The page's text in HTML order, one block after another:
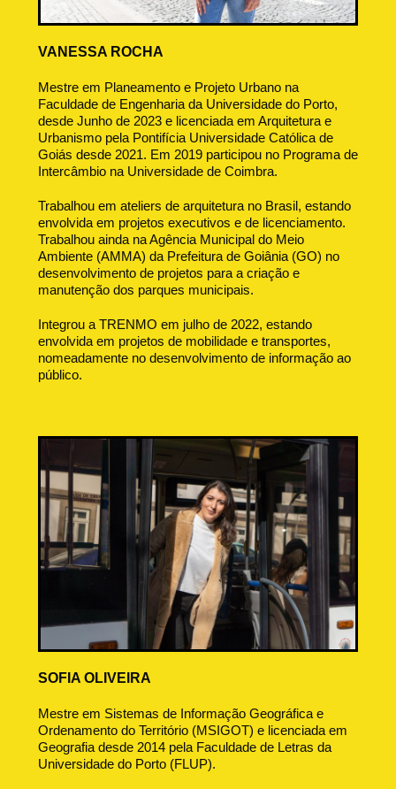
VANESSA ROCHA
Mestre em Planeamento e Projeto Urbano na
Faculdade de Engenharia da Universidade do Porto,
desde Junho de 2023 e licenciada em Arquitetura e
Urbanismo pela Pontifícia Universidade Católica de
Goiás desde 2021. Em 2019 participou no Programa de
Intercâmbio na Universidade de Coimbra.
Trabalhou em ateliers de arquitetura no Brasil, estando
envolvida em projetos executivos e de licenciamento.
Trabalhou ainda na Agência Municipal do Meio
Ambiente (AMMA) da Prefeitura de Goiânia (GO) no
desenvolvimento de projetos para a criação e
manutenção dos parques municipais.
Integrou a TRENMO em julho de 2022, estando
envolvida em projetos de mobilidade e transportes,
nomeadamente no desenvolvimento de informação ao
público.
SOFIA OLIVEIRA
Mestre em Sistemas de Informação Geográfica e
Ordenamento do Território (MSIGOT) e licenciada em
Geografia desde 2014 pela Faculdade de Letras da
Universidade do Porto (FLUP).